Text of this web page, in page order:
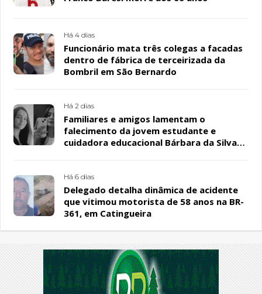
Há 4 dias
Funcionário mata três colegas a facadas
dentro de fábrica de terceirizada da
Bombril em São Bernardo
Há 2 dias
Familiares e amigos lamentam o
falecimento da jovem estudante e
cuidadora educacional Bárbara da Silva
Há 6 dias
Delegado detalha dinâmica de acidente
que vitimou motorista de 58 anos na BR-
361, em Catingueira